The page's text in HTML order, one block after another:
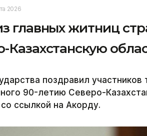
2026
главных житниц
Казахстанскую
поздравил
90-летию Северо-
ссылкой на Акорду.